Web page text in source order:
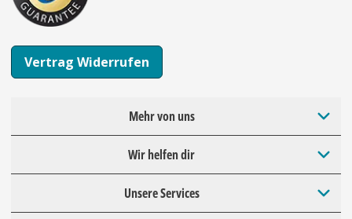
Vertrag Widerrufen
Mehr von uns
Wir helfen dir
Unsere Services